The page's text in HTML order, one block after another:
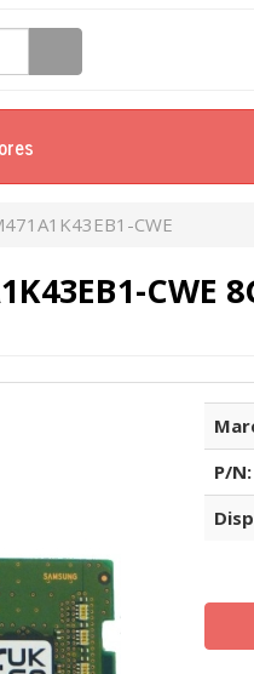
CWE
CWE
P/N: